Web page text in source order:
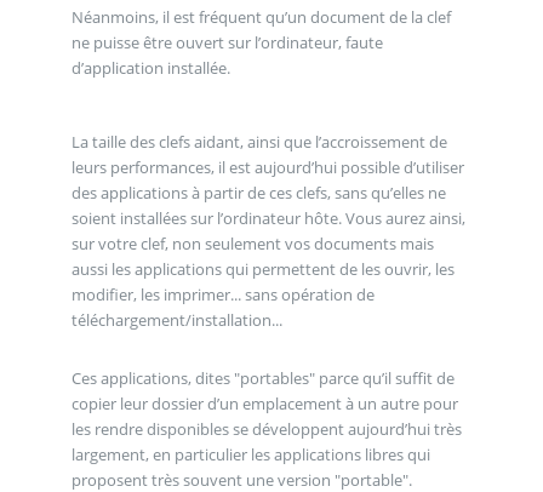
Néanmoins, il est fréquent qu’un document de la clef
ne puisse être ouvert sur l’ordinateur, faute
d’application installée.
La taille des clefs aidant, ainsi que l’accroissement de
leurs performances, il est aujourd’hui possible d’utiliser
des applications à partir de ces clefs, sans qu’elles ne
soient installées sur l’ordinateur hôte. Vous aurez ainsi,
sur votre clef, non seulement vos documents mais
aussi les applications qui permettent de les ouvrir, les
modifier, les imprimer... sans opération de
téléchargement/installation...
Ces applications, dites "portables" parce qu’il suffit de
copier leur dossier d’un emplacement à un autre pour
les rendre disponibles se développent aujourd’hui très
largement, en particulier les applications libres qui
proposent très souvent une version "portable".